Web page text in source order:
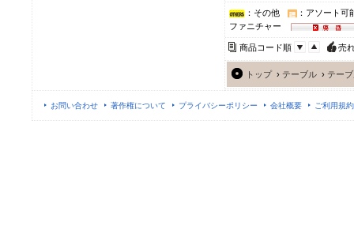
：その他
：アソート可
ファニチャー
商品コード順 売
トップ › テーブル › テー
お問い合わせ 著作権について プライバシーポリシー 会社概要 ご利用規約